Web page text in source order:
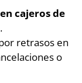
cajeros de
retrasos en
o